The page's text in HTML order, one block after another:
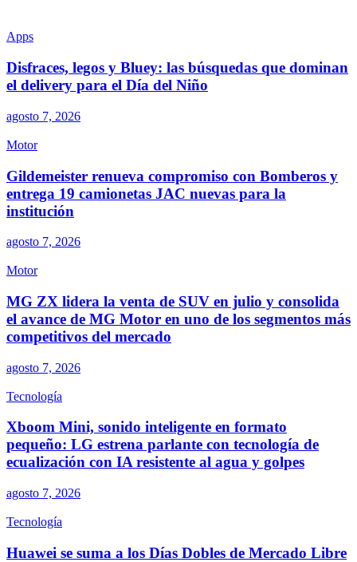
Apps
Disfraces, legos y Bluey: las búsquedas que dominan
el delivery para el Día del Niño
agosto 7, 2026
Motor
Gildemeister renueva compromiso con Bomberos y
entrega 19 camionetas JAC nuevas para la
institución
agosto 7, 2026
Motor
MG ZX lidera la venta de SUV en julio y consolida
el avance de MG Motor en uno de los segmentos más
competitivos del mercado
agosto 7, 2026
Tecnología
Xboom Mini, sonido inteligente en formato
pequeño: LG estrena parlante con tecnología de
ecualización con IA resistente al agua y golpes
agosto 7, 2026
Tecnología
Huawei se suma a los Días Dobles de Mercado Libre